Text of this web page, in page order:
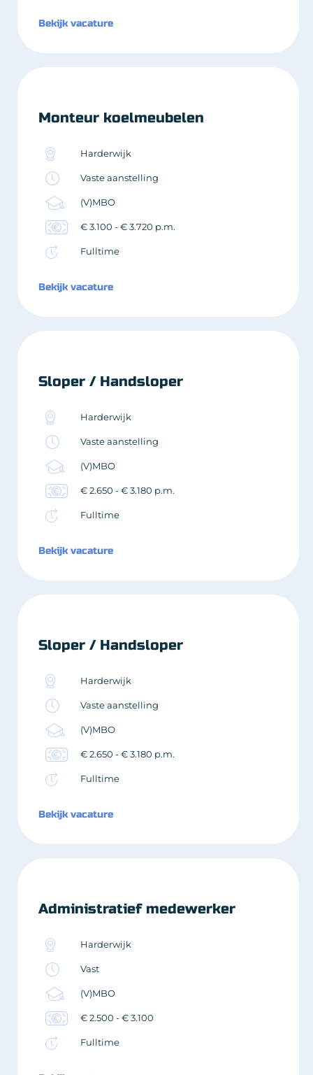
Bekijk vacature
Monteur koelmeubelen
Harderwijk
Vaste aanstelling
(V)MBO
€ 3.100 - € 3.720 p.m.
Fulltime
Bekijk vacature
Sloper / Handsloper
Harderwijk
Vaste aanstelling
(V)MBO
€ 2.650 - € 3.180 p.m.
Fulltime
Bekijk vacature
Sloper / Handsloper
Harderwijk
Vaste aanstelling
(V)MBO
€ 2.650 - € 3.180 p.m.
Fulltime
Bekijk vacature
Administratief medewerker
Harderwijk
Vast
(V)MBO
€ 2.500 - € 3.100
Fulltime